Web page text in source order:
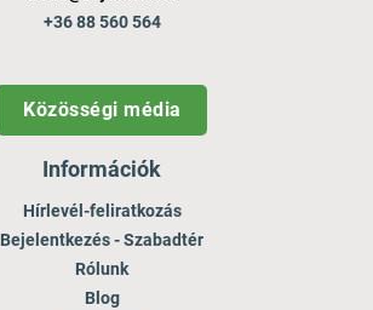
+36 88 560 564
Közösségi média
Információk
Hírlevél-feliratkozás
Bejelentkezés - Szabadtér
Rólunk
Blog